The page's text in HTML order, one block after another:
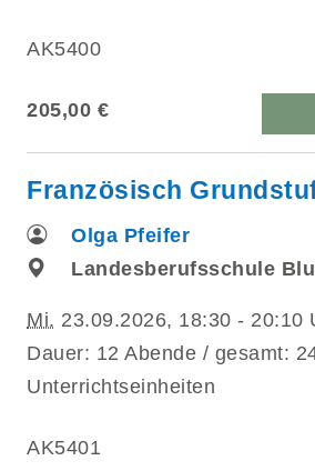
AK5400
205,00 €
Französisch
Olga Pfeifer
Landesberufsschule
Mi. 23.09.2026, 18:30 - 20:10
Dauer: 12 Abende / gesamt:
Unterrichtseinheiten
AK5401